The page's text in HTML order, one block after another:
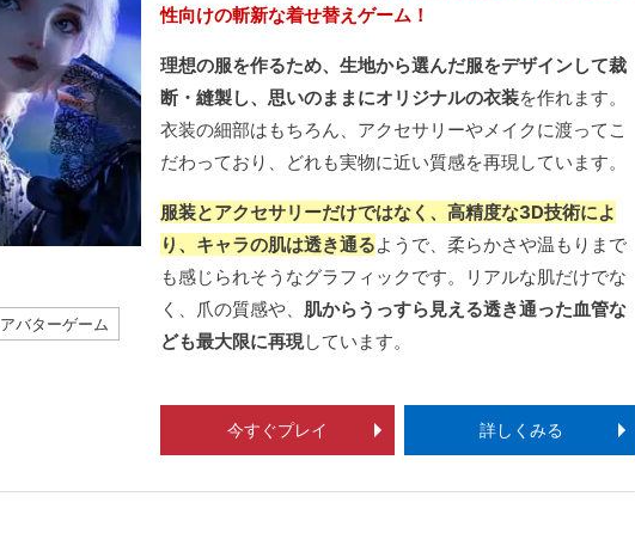
アバターゲーム
性向けの斬新な着せ替えゲーム！
理想の服を作るため、生地から選んだ服をデザインして裁
断・縫製し、思いのままにオリジナルの衣装を作れます。
衣装の細部はもちろん、アクセサリーやメイクに渡ってこ
だわっており、どれも実物に近い質感を再現しています。
服装とアクセサリーだけではなく、高精度な3D技術によ
り、キャラの肌は透き通るようで、柔らかさや温もりまで
も感じられそうなグラフィックです。リアルな肌だけでな
く、爪の質感や、 肌からうっすら見える透き通った血管な
ども最大限に再現しています。
今すぐプレイ 詳しくみる